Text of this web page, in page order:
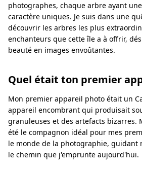
photographes, chaque arbre ayant
caractère uniques. Je suis dans une
découvrir les arbres les plus
enchanteurs que cette île a à offrir,
beauté en images envoûtantes.
Quel était ton premier
Mon premier appareil photo était un
appareil encombrant qui produisait
granuleuses et des artefacts bizarres.
été le compagnon idéal pour mes
le monde de la photographie, guidant
le chemin que j'emprunte aujourd'hui.